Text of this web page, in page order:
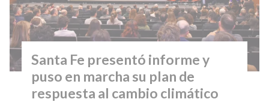
Santa Fe presentó informe y
puso en marcha su plan de
respuesta al cambio climático